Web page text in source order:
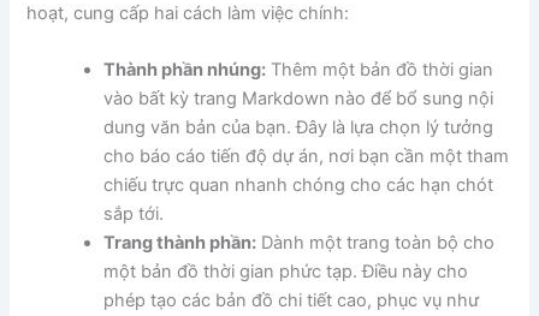
hoạt, cung cấp hai cách làm việc chính:
Thành phần nhúng: Thêm một bản đồ thời gian
vào bất kỳ trang Markdown nào để bổ sung nội
dung văn bản của bạn. Đây là lựa chọn lý tưởng
cho báo cáo tiến độ dự án, nơi bạn cần một tham
chiếu trực quan nhanh chóng cho các hạn chót
sắp tới.
Trang thành phần: Dành một trang toàn bộ cho
một bản đồ thời gian phức tạp. Điều này cho
phép tạo các bản đồ chi tiết cao, phục vụ như